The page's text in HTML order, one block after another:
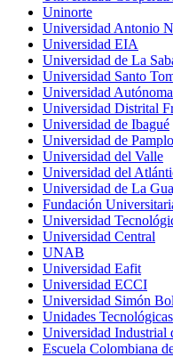
Uninorte
Universidad Antonio
Universidad EIA
Universidad de La
Universidad Santo
Universidad
Universidad Distrital
Universidad de Ibagué
Universidad de
Universidad del Valle
Universidad del
Universidad de La
Fundación
Universidad
Universidad Central
UNAB
Universidad Eafit
Universidad ECCI
Universidad Simón
Unidades
Universidad Industrial
Escuela Colombiana